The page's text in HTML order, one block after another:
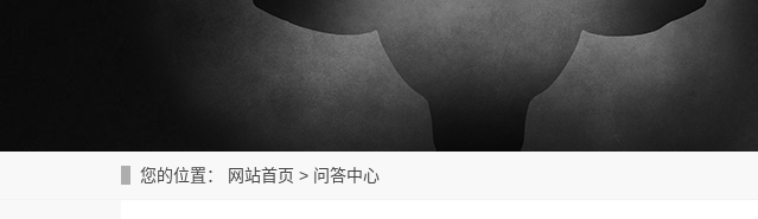
您的位置： 网站首页 > 问答中心